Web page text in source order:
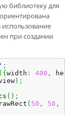
библиотеку для
использование
при создании
;
( {width : 400 ,
) ;
( ) ;
( 50 , 50 ,